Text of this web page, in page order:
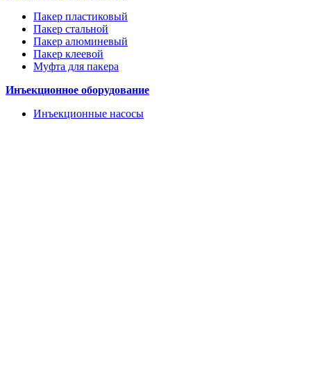
Пакер пластиковый
Пакер стальной
Пакер алюминевый
Пакер клеевой
Муфта для пакера
Инъекционное оборудование
Инъекционные насосы